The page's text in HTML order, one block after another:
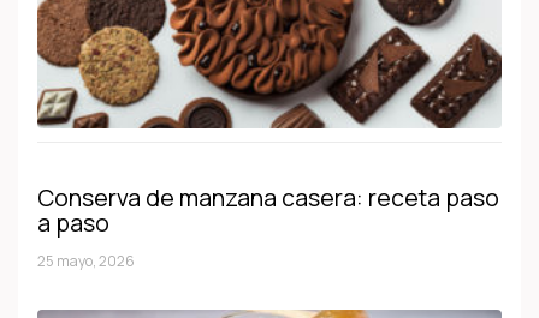
Conserva de manzana casera: receta paso
a paso
25 mayo, 2026